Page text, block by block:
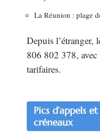
La Réunion : plage
Depuis l’étranger,
806 802 378,
tarifaires.
Pics d’appels
créneaux